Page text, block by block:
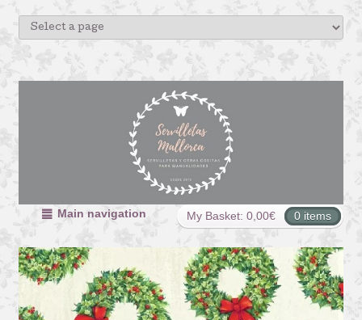
My Basket: 0,00€ 0 items
Main navigation